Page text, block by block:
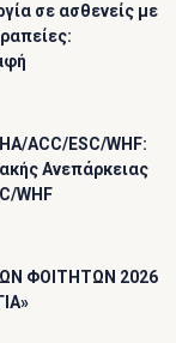
σε ασθενείς με
ACC/ESC/WHF:
Ανεπάρκειας
WHF
ΦΟΙΤΗΤΩΝ 2026